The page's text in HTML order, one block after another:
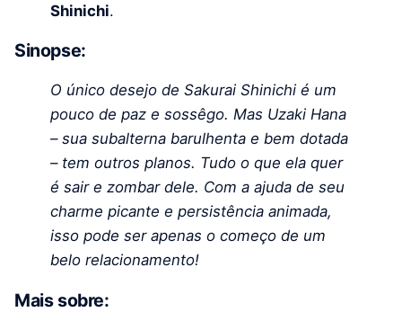
Shinichi.
Sinopse:
O único desejo de Sakurai Shinichi é um
pouco de paz e sossêgo. Mas Uzaki Hana
– sua subalterna barulhenta e bem dotada
– tem outros planos. Tudo o que ela quer
é sair e zombar dele. Com a ajuda de seu
charme picante e persistência animada,
isso pode ser apenas o começo de um
belo relacionamento!
Mais sobre: